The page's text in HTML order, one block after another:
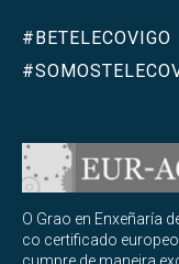
#BETELECOVIGO
O Grao en Enxeñaría
co certificado europeo